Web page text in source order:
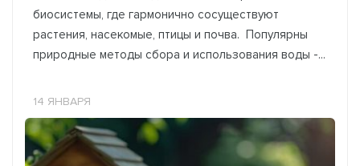
биосистемы, где гармонично сосуществуют
растения, насекомые, птицы и почва. Популярны
природные методы сбора и использования воды -...
14 ЯНВАРЯ